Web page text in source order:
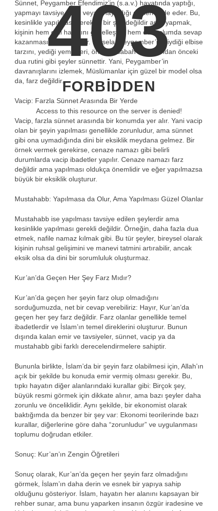
Sünnet, Peygamber Efendimiz’in (s.a.v.) hayatında yaptığı,
yapmayı tavsiye ettiği veya onayladığı şeyleri ifade eder. Bu,
kesinlikle yapılması gereken bir şey değildir ama yapmak,
kişinin hem dini hayatını güzelleştirir hem de toplumda sevap
kazanmasına vesile olur. Mesela, Peygamber’in giydiği elbise
tarzını, yediği yemekleri, örneğin sabah namazından önceki
dua rutini gibi şeyler sünnettir. Yani, Peygamber’in
davranışlarını izlemek, Müslümanlar için güzel bir model olsa
da, farz değildir.
Vacip: Farzla Sünnet Arasında Bir Yerde
Vacip, farzla sünnet arasında bir konumda yer alır. Yani vacip
olan bir şeyin yapılması genellikle zorunludur, ama sünnet
gibi ona uymadığında dini bir eksiklik meydana gelmez. Bir
örnek vermek gerekirse, cenaze namazı gibi belirli
durumlarda vacip ibadetler yapılır. Cenaze namazı farz
değildir ama yapılması oldukça önemlidir ve eğer yapılmazsa
büyük bir eksiklik oluşturur.
Mustahabb: Yapılmasa da Olur, Ama Yapılması Güzel Olanlar
Mustahabb ise yapılması tavsiye edilen şeylerdir ama
kesinlikle yapılması gerekli değildir. Örneğin, daha fazla dua
etmek, nafile namaz kılmak gibi. Bu tür şeyler, bireysel olarak
kişinin ruhsal gelişimini ve manevi tatmini artırabilir, ancak
eksik olsa da dini bir sorumluluk oluşturmaz.
Kur’an’da Geçen Her Şey Farz Mıdır?
Kur’an’da geçen her şeyin farz olup olmadığını
sorduğumuzda, net bir cevap verebiliriz: Hayır, Kur’an’da
geçen her şey farz değildir. Farz olanlar genellikle temel
ibadetlerdir ve İslam’ın temel direklerini oluşturur. Bunun
dışında kalan emir ve tavsiyeler, sünnet, vacip ya da
mustahabb gibi farklı derecelendirmelere sahiptir.
Bununla birlikte, İslam’da bir şeyin farz olabilmesi için, Allah’ın
açık bir şekilde bu konuda emir vermiş olması gerekir. Bu,
tıpkı hayatın diğer alanlarındaki kurallar gibi: Birçok şey,
büyük resmi görmek için dikkate alınır, ama bazı şeyler daha
zorunlu ve önceliklidir. Aynı şekilde, bir ekonomist olarak
baktığımda da benzer bir şey var: Ekonomi teorilerinde bazı
kurallar, diğerlerine göre daha “zorunludur” ve uygulanması
toplumu doğrudan etkiler.
Sonuç: Kur’an’ın Zengin Öğretileri
Sonuç olarak, Kur’an’da geçen her şeyin farz olmadığını
görmek, İslam’ın daha derin ve esnek bir yapıya sahip
olduğunu gösteriyor. İslam, hayatın her alanını kapsayan bir
rehber sunar, ama bunu yaparken insanın özgür iradesine ve
403
FORBIDDEN
Access to this resource on the server is denied!